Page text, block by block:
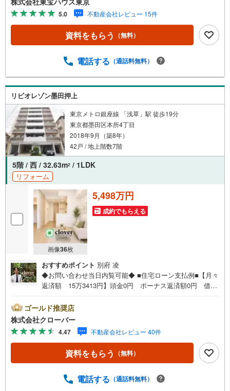
学予約をする」ボタンからお問い合わせください。※必ずY
ahoo！ JAPAN IDでログインしてください。※PayPayボー
ナスライトは出金と譲渡はできません。ご案内・詳細な資
料のご請求はお気軽にどうぞ♪お電話でのお問い合わせも
5.0 不動産会社レビュー 15件
資料をもらう （無料）
電話する （通話料無料）
リビオレゾン墨田押上
東京メトロ銀座線 「浅草」駅 徒歩19分
東京都墨田区本所4丁目
2018年9月（築8年）
42戸 / 地上階数7階
5階 / 西 / 32.63m2 / 1LDK
リフォーム
画像36枚
5,498万円
成約でもらえる
おすすめポイント 別府 凌
◆お問い合わせ当日内覧可能◆ ■住宅ローン支払例■【月々
返済額 15万3413円】頭金0円 ボーナス返済額0円 借入
●住宅ローン、諸費用ローンお気軽にご相談下さい！墨田区
本所に佇むリビオレゾン墨田押上。ペット2匹飼育可能。浅
草線「本所吾妻橋」駅徒歩8分。半蔵門線・浅草線・押上線
「押上」駅徒歩11分と複数路線利用可能で利便性に富んだ
立地です。周辺には買い物施設や飲食店が多くあります。
東京スカイツリーまで11分で行けます。2018年9月築RC造
駐車場・駐輪場・バイク置き場有。お部屋は5階西向、新規
ゴールド推奨店
株式会社クローバー
4.47 不動産会社レビュー 40件
資料をもらう （無料）
電話する （通話料無料）